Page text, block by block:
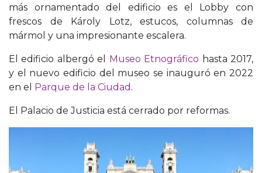
más ornamentado del edificio es el Lobby con
frescos de Károly Lotz, estucos, columnas de
mármol y una impresionante escalera.
El edificio albergó el Museo Etnográfico hasta 2017,
y el nuevo edificio del museo se inauguró en 2022
en el Parque de la Ciudad .
El Palacio de Justicia está cerrado por reformas.